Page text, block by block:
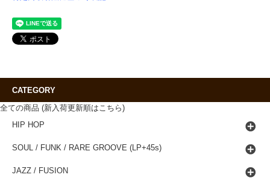
CATEGORY
全ての商品 (新入荷更新順はこちら)
HIP HOP
SOUL / FUNK / RARE GROOVE (LP+45s)
JAZZ / FUSION